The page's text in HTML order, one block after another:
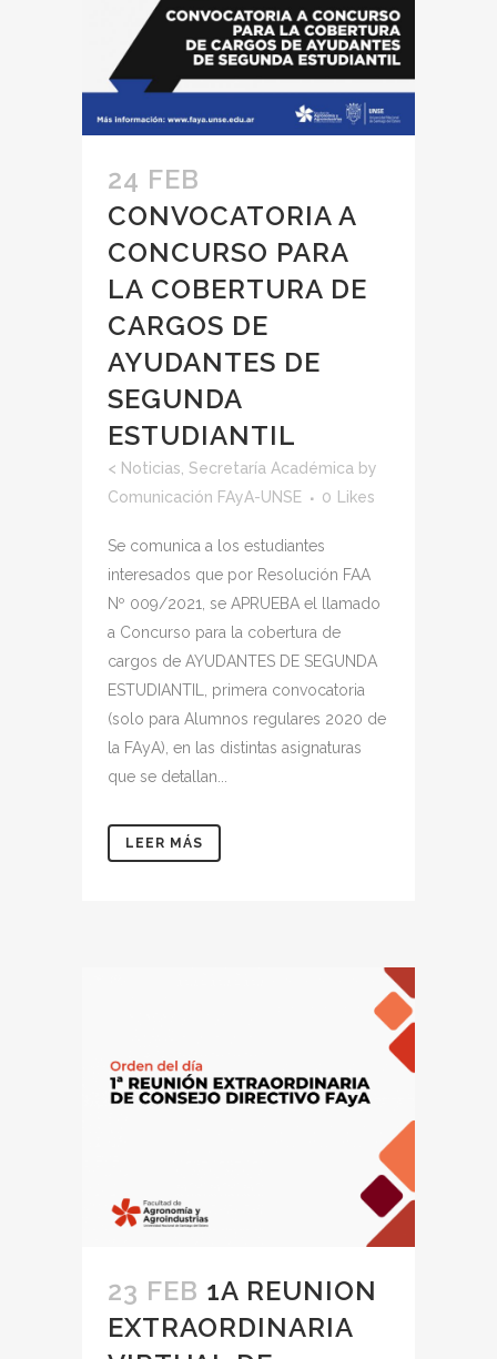
24 FEB
CONVOCATORIA A
CONCURSO PARA
LA COBERTURA DE
CARGOS DE
AYUDANTES DE
SEGUNDA
ESTUDIANTIL
< Noticias, Secretaría Académica by
Comunicación FAyA-UNSE
0 Likes
Se comunica a los estudiantes
interesados que por Resolución FAA
Nº 009/2021, se APRUEBA el llamado
a Concurso para la cobertura de
cargos de AYUDANTES DE SEGUNDA
ESTUDIANTIL, primera convocatoria
(solo para Alumnos regulares 2020 de
la FAyA), en las distintas asignaturas
que se detallan...
LEER MÁS
23 FEB 1A REUNION
EXTRAORDINARIA